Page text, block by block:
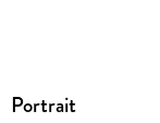
Portrait